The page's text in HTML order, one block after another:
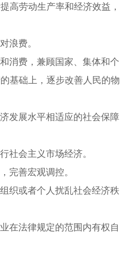
高劳动生产率和经济效益，
费。
费，兼顾国家、集体和个
基础上，逐步改善人民的物
展水平相适应的社会保障
会主义市场经济。
善宏观调控。
或者个人扰乱社会经济秩
法律规定的范围内有权自